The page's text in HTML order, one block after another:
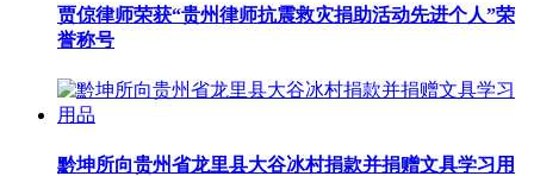
贾倞律师荣获“贵州律师抗震救灾捐助活动先进个人”荣
誉称号
黔坤所向贵州省龙里县大谷冰村捐款并捐赠文具学习用